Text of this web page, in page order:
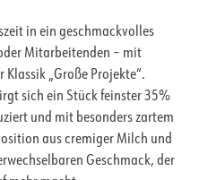
in ein geschmackvolles
Mitarbeitenden – mit
„Große Projekte“.
sich ein Stück feinster 35%
und mit besonders zartem
aus cremiger Milch und
Geschmack, der